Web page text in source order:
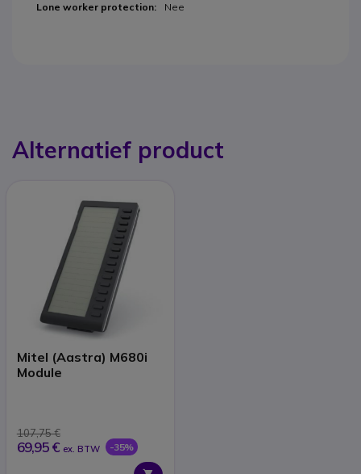
Nee
Alternatief product
Mitel (Aastra) M680i
Module
107,75 €
69,95 € ex. BTW -35%